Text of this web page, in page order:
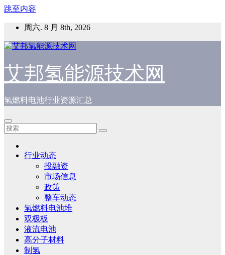
跳至内容
周六. 8 月 8th, 2026
艾邦氢能源技术网
氢燃料电池行业资源汇总
行业动态
投融资
市场信息
政策
整车动态
氢燃料电池堆
双极板
液流电池
高分子材料
制氢